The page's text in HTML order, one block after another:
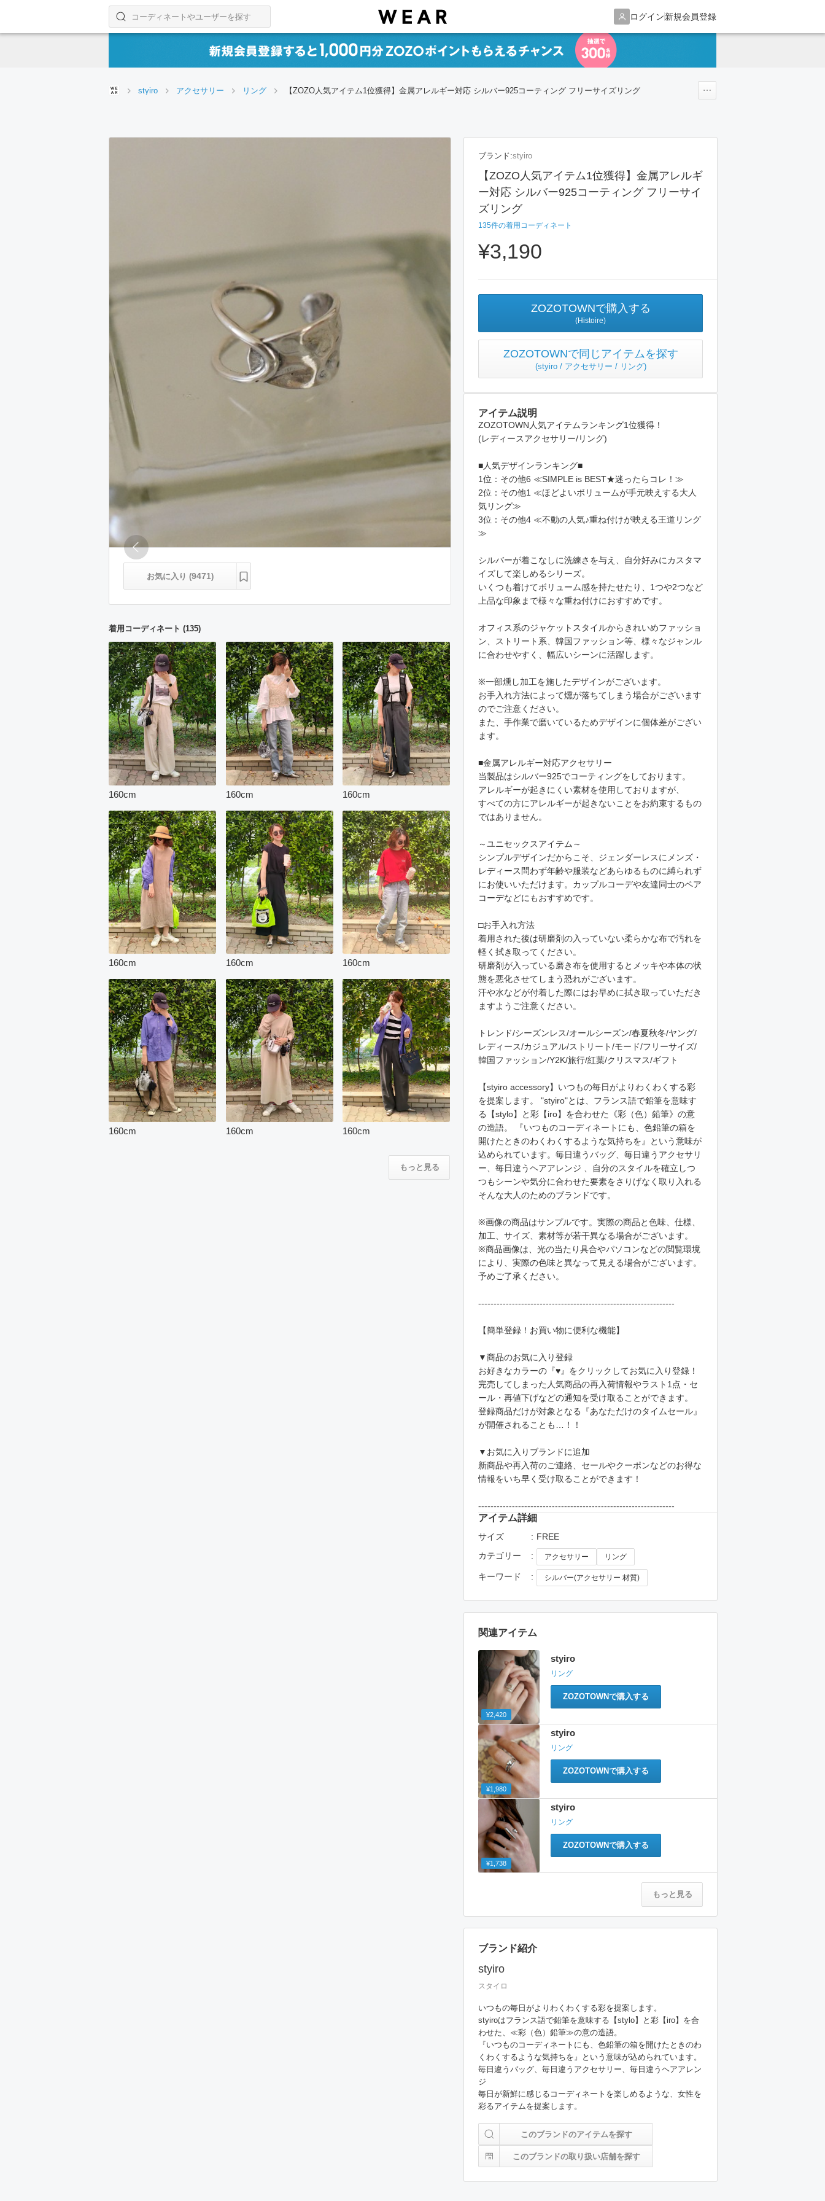
ログイン新規会員登録
コーディネートやユーザーを探す
検索する
styiro アクセサリー リング 【ZOZO人気アイテム1位獲得】金属アレルギー対応 シルバー925コーティング フリーサイズリング
お気に入り (9471)
ブランド:styiro
【ZOZO人気アイテム1位獲得】金属アレルギ
ー対応 シルバー925コーティング フリーサイ
ズリング
135件の着用コーディネート
¥3,190
ZOZOTOWNで購入する
(Histoire)
ZOZOTOWNで同じアイテムを探す
(styiro / アクセサリー / リング)
アイテム説明
ZOZOTOWN人気アイテムランキング1位獲得！
(レディースアクセサリー/リング)
■人気デザインランキング■
1位：その他6 ≪SIMPLE is BEST★迷ったらコレ！≫
2位：その他1 ≪ほどよいボリュームが手元映えする大人
気リング≫
3位：その他4 ≪不動の人気♪重ね付けが映える王道リング
≫
シルバーが着こなしに洗練さを与え、自分好みにカスタマ
イズして楽しめるシリーズ。
いくつも着けてボリューム感を持たせたり、1つや2つなど
上品な印象まで様々な重ね付けにおすすめです。
オフィス系のジャケットスタイルからきれいめファッショ
ン、ストリート系、韓国ファッション等、様々なジャンル
に合わせやすく、幅広いシーンに活躍します。
※一部燻し加工を施したデザインがございます。
お手入れ方法によって燻が落ちてしまう場合がございます
のでご注意ください。
また、手作業で磨いているためデザインに個体差がござい
ます。
■金属アレルギー対応アクセサリー
当製品はシルバー925でコーティングをしております。
アレルギーが起きにくい素材を使用しておりますが、
すべての方にアレルギーが起きないことをお約束するもの
ではありません。
～ユニセックスアイテム～
シンプルデザインだからこそ、ジェンダーレスにメンズ・
レディース問わず年齢や服装などあらゆるものに縛られず
にお使いいただけます。カップルコーデや友達同士のペア
コーデなどにもおすすめです。
□お手入れ方法
着用された後は研磨剤の入っていない柔らかな布で汚れを
軽く拭き取ってください。
研磨剤が入っている磨き布を使用するとメッキや本体の状
態を悪化させてしまう恐れがございます。
汗や水などが付着した際にはお早めに拭き取っていただき
ますようご注意ください。
トレンド/シーズンレス/オールシーズン/春夏秋冬/ヤング/
レディース/カジュアル/ストリート/モード/フリーサイズ/
韓国ファッション/Y2K/旅行/紅葉/クリスマス/ギフト
【styiro accessory】いつもの毎日がよりわくわくする彩
を提案します。 "styiro"とは、フランス語で鉛筆を意味す
る【stylo】と彩【iro】を合わせた《彩（色）鉛筆》の意
の造語。 『いつものコーディネートにも、色鉛筆の箱を
開けたときのわくわくするような気持ちを』という意味が
込められています。毎日違うバッグ、毎日違うアクセサリ
ー、毎日違うヘアアレンジ 、自分のスタイルを確立しつ
つもシーンや気分に合わせた要素をさりげなく取り入れる
そんな大人のためのブランドです。
※画像の商品はサンプルです。実際の商品と色味、仕様、
加工、サイズ、素材等が若干異なる場合がございます。
※商品画像は、光の当たり具合やパソコンなどの閲覧環境
により、実際の色味と異なって見える場合がございます。
予めご了承ください。
----------------------------------------------------------------
【簡単登録！お買い物に便利な機能】
▼商品のお気に入り登録
お好きなカラーの『♥』をクリックしてお気に入り登録！
完売してしまった人気商品の再入荷情報やラスト1点・セ
ール・再値下げなどの通知を受け取ることができます。
登録商品だけが対象となる『あなただけのタイムセール』
が開催されることも…！！
▼お気に入りブランドに追加
新商品や再入荷のご連絡、セールやクーポンなどのお得な
情報をいち早く受け取ることができます！
----------------------------------------------------------------
アイテム詳細
サイズ
FREE
カテゴリー
アクセサリー リング
キーワード シルバー(アクセサリー 材質)
関連アイテム
¥2,420
styiro
リング
ZOZOTOWNで購入する
¥1,980
styiro
リング
ZOZOTOWNで購入する
¥1,738
styiro
リング
ZOZOTOWNで購入する
もっと見る
ブランド紹介
styiro
スタイロ
いつもの毎日がよりわくわくする彩を提案します。
styiroはフランス語で鉛筆を意味する【stylo】と彩【iro】を合
わせた、≪彩（色）鉛筆≫の意の造語。
『いつものコーディネートにも、色鉛筆の箱を開けたときのわ
くわくするような気持ちを』という意味が込められています。
毎日違うバッグ、毎日違うアクセサリー、毎日違うヘアアレン
ジ
毎日が新鮮に感じるコーディネートを楽しめるような、女性を
このブランドのアイテムを探す
このブランドの取り扱い店舗を探す
着用コーディネート (135)
160cm 160cm 160cm
160cm 160cm 160cm
160cm 160cm 160cm
もっと見る